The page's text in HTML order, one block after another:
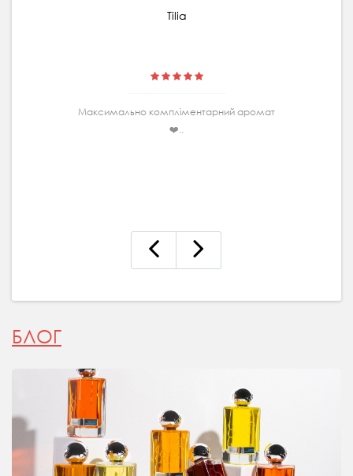
Tilia
Максимально комплiментарний аромат
❤️..
БЛОГ